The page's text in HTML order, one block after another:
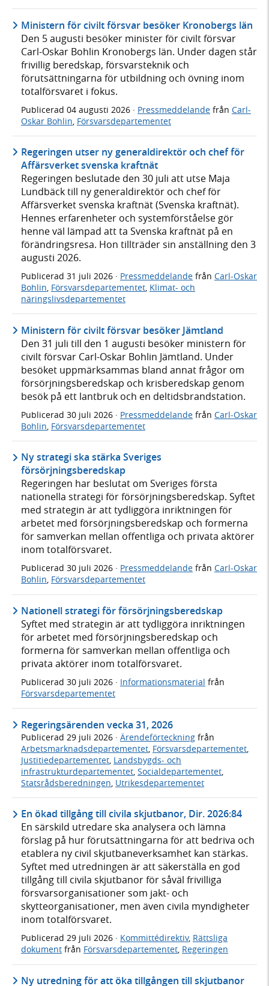
Ministern för civilt försvar besöker Kronobergs län
Den 5 augusti besöker minister för civilt försvar
Carl-Oskar Bohlin Kronobergs län. Under dagen står
frivillig beredskap, försvarsteknik och
förutsättningarna för utbildning och övning inom
totalförsvaret i fokus.
Publicerad 04 augusti 2026 · Pressmeddelande från Carl-
Oskar Bohlin Försvarsdepartementet
Regeringen utser ny generaldirektör och chef för
Affärsverket svenska kraftnät
Regeringen beslutade den 30 juli att utse Maja
Lundbäck till ny generaldirektör och chef för
Affärsverket svenska kraftnät (Svenska kraftnät).
Hennes erfarenheter och systemförståelse gör
henne väl lämpad att ta Svenska kraftnät på en
förändringsresa. Hon tillträder sin anställning den 3
augusti 2026.
Publicerad 31 juli 2026 · Pressmeddelande från Carl-Oskar
Bohlin, Försvarsdepartementet, Klimat- och
näringslivsdepartementet
Ministern för civilt försvar besöker Jämtland
Den 31 juli till den 1 augusti besöker ministern för
civilt försvar Carl-Oskar Bohlin Jämtland. Under
besöket uppmärksammas bland annat frågor om
försörjningsberedskap och krisberedskap genom
besök på ett lantbruk och en deltidsbrandstation.
Publicerad 30 juli 2026 · Pressmeddelande från Carl-Oskar
Bohlin, Försvarsdepartementet
Ny strategi ska stärka Sveriges
försörjningsberedskap
Regeringen har beslutat om Sveriges första
nationella strategi för försörjningsberedskap. Syftet
med strategin är att tydliggöra inriktningen för
arbetet med försörjningsberedskap och formerna
för samverkan mellan offentliga och privata aktörer
inom totalförsvaret.
Publicerad 30 juli 2026 · Pressmeddelande från Carl-Oskar
Bohlin, Försvarsdepartementet
Nationell strategi för försörjningsberedskap
Syftet med strategin är att tydliggöra inriktningen
för arbetet med försörjningsberedskap och
formerna för samverkan mellan offentliga och
privata aktörer inom totalförsvaret.
Publicerad 30 juli 2026 · Informationsmaterial från
Försvarsdepartementet
Regeringsärenden vecka 31, 2026
Publicerad 29 juli 2026 · Ärendeförteckning från
Arbetsmarknadsdepartementet Försvarsdepartementet
Justitiedepartementet Landsbygds- och
infrastrukturdepartementet Socialdepartementet
Statsrådsberedningen Utrikesdepartementet
En ökad tillgång till civila skjutbanor, Dir. 2026:84
En särskild utredare ska analysera och lämna
förslag på hur förutsättningarna för att bedriva och
etablera ny civil skjutbaneverksamhet kan stärkas.
Syftet med utredningen är att säkerställa en god
tillgång till civila skjutbanor för såväl frivilliga
försvarsorganisationer som jakt- och
skytteorganisationer, men även civila myndigheter
inom totalförsvaret.
Publicerad 29 juli 2026 · Kommittédirektiv, Rättsliga
dokument från Försvarsdepartementet, Regeringen
Ny utredning för att öka tillgången till skjutbanor